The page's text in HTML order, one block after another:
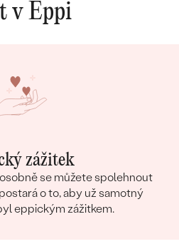
v Eppi
zážitek
se můžete spolehnout
o to, aby už samotný
eppickým zážitkem.